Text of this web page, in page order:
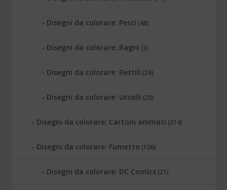
Disegni da colorare: Pesci (48)
Disegni da colorare: Ragni (3)
Disegni da colorare: Rettili (24)
Disegni da colorare: Uccelli (20)
Disegni da colorare: Cartoni animati (314)
Disegni da colorare: Fumetto (106)
Disegni da colorare: DC Comics (21)